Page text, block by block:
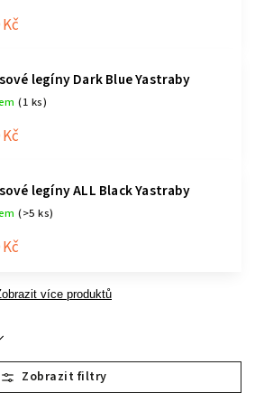
Kč
legíny Dark Blue Yastraby
(1 ks)
Kč
legíny ALL Black Yastraby
(>5 ks)
Kč
více produktů